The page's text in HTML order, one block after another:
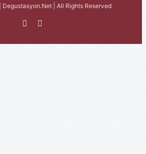
| All Rights Reserved
Facebook